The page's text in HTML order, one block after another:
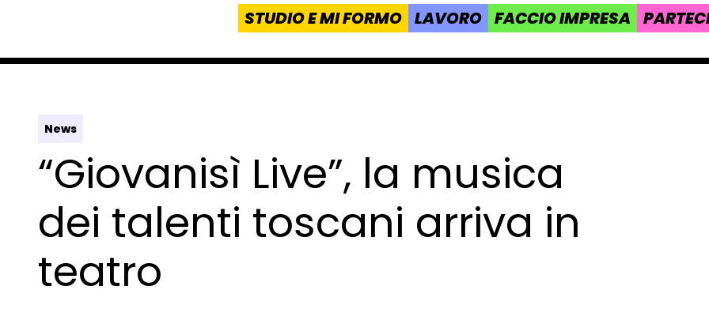
STUDIO E MI FORMO LAVORO FACCIO IMPRESA
News
“Giovanisì Live”, la musica
dei talenti toscani arriva in
teatro